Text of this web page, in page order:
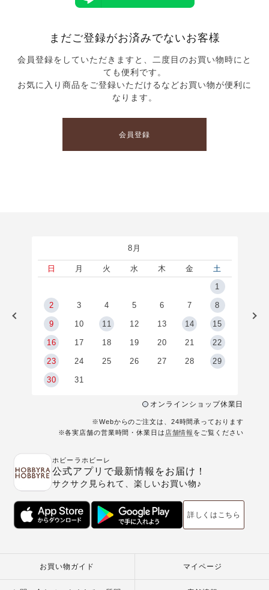
まだご登録がお済みでないお客様
会員登録をしていただきますと、二度目のお買い物時にと
ても便利です。
お気に入り商品をご登録いただけるなどお買い物が便利に
なります。
会員登録
8月
日 月 火 水 木 金
土
1
2 3 4 5 6 7 8
9 10 11 12 13 14 15
16 17 18 19 20 21 22
23 24 25 26 27 28 29
30 31
オンラインショップ休業日
※Webからのご注文は、24時間承っております
※各実店舗の営業時間・休業日は 店舗情報 をご覧ください
ホビーラホビーレ
公式アプリで最新情報をお届け！
サクサク見られて、楽しいお買い物♪
詳しくはこちら
お買い物ガイド マイページ